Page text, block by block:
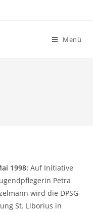
Menü
1998: Auf Initiative
Petra
wird die DPSG-
St. Liborius in